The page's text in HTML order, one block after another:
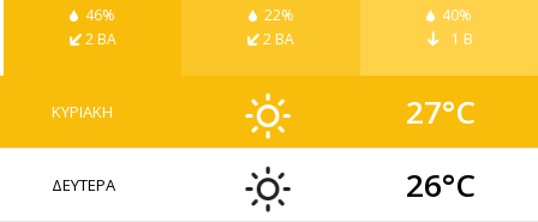
40%
1 Β
22%
2 ΒΑ
46%
2 ΒΑ
ΚΥΡΙΑΚΗ 27°C
ΔΕΥΤΕΡΑ 26°C